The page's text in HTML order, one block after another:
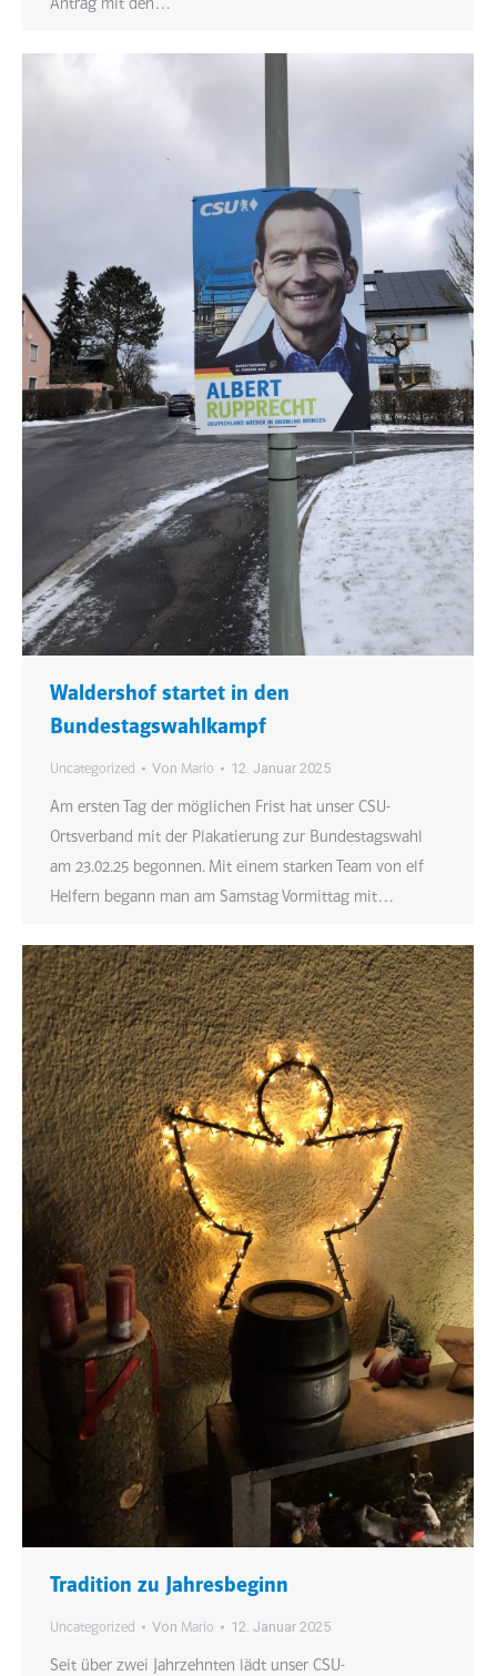
Antrag mit den…
Waldershof startet in den
Bundestagswahlkampf
Uncategorized Von Mario 12. Januar 2025
Am ersten Tag der möglichen Frist hat unser CSU-
Ortsverband mit der Plakatierung zur Bundestagswahl
am 23.02.25 begonnen. Mit einem starken Team von elf
Helfern begann man am Samstag Vormittag mit…
Tradition zu Jahresbeginn
Uncategorized Von Mario 12. Januar 2025
Seit über zwei Jahrzehnten lädt unser CSU-